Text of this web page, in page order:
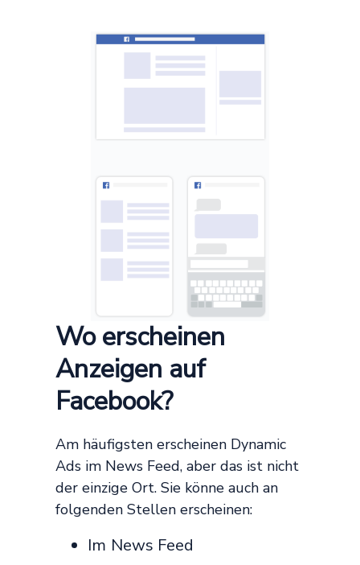
Wo erscheinen
Anzeigen auf
Facebook?
Am häufigsten erscheinen Dynamic
Ads im News Feed, aber das ist nicht
der einzige Ort. Sie könne auch an
folgenden Stellen erscheinen:
Im News Feed